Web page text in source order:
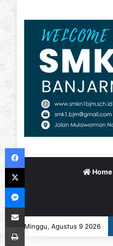
Home
Minggu, Agustus 9 2026
Facebook
X
Messenger
Bagikan via Email
Print